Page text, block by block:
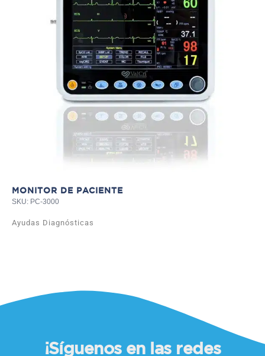
MONITOR DE PACIENTE
SKU: PC-3000
Ayudas Diagnósticas
¡Síguenos en las redes